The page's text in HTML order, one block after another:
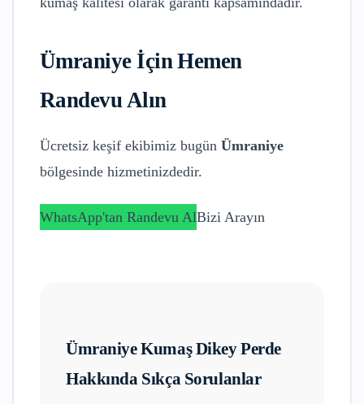
Ümraniyeİçin Hemen
Randevu Alın
Ücretsiz keşif ekibimiz bugün Ümraniye
bölgesinde hizmetinizdedir.
WhatsApp'tan Randevu AlBizi Arayın
ÜmraniyeKumaş Dikey Perde
Hakkında Sıkça Sorulanlar